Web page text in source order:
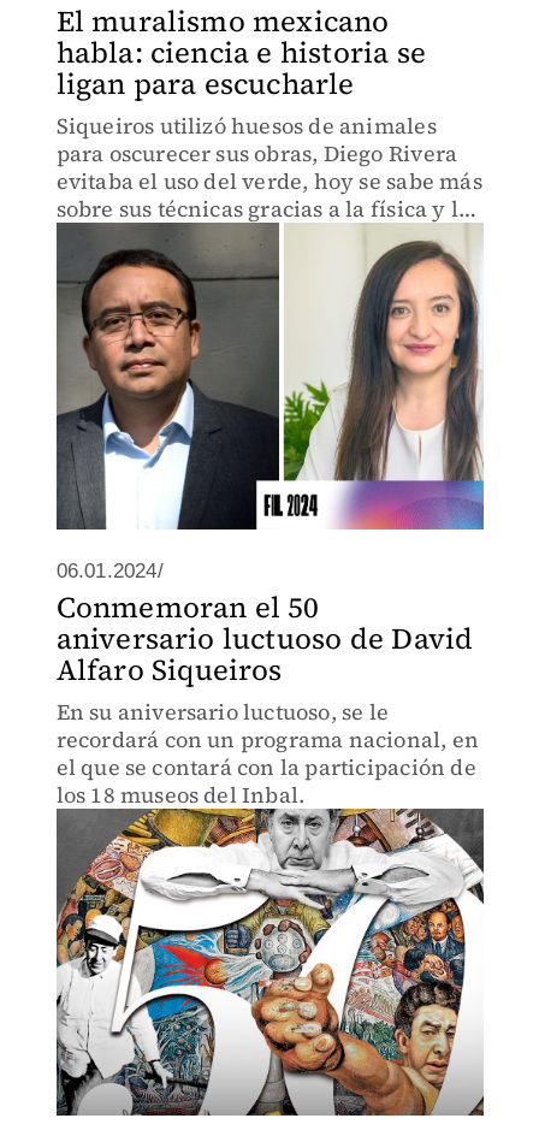
El muralismo mexicano
habla: ciencia e historia se
ligan para escucharle
Siqueiros utilizó huesos de animales
para oscurecer sus obras, Diego Rivera
evitaba el uso del verde, hoy se sabe más
sobre sus técnicas gracias a la física y la
06.01.2024/
Conmemoran el 50
aniversario luctuoso de David
Alfaro Siqueiros
En su aniversario luctuoso, se le
recordará con un programa nacional, en
el que se contará con la participación de
los 18 museos del Inbal.